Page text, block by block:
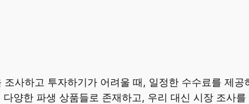
조사하고 투자하기가 어려울 때, 일정한 수수료를 제
양한 파생 상품들로 존재하고, 우리 대신 시장 조사